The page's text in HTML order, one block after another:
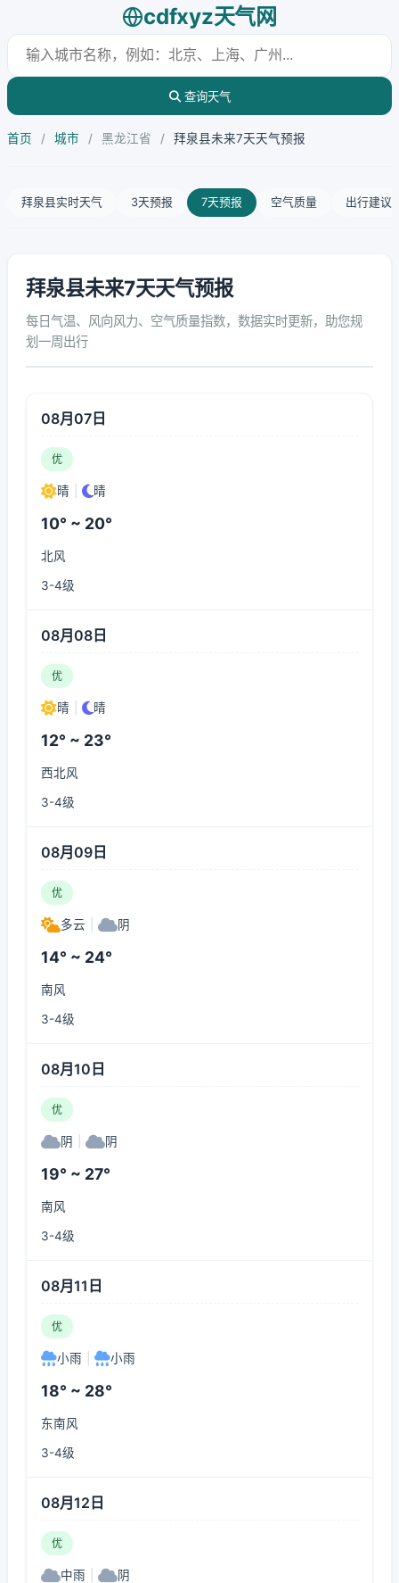
cdfxyz天气网
查询天气
首页 / 城市 / 黑龙江省 / 拜泉县未来7天天气预报
拜泉县实时天气 3天预报 7天预报 空气质量 出行建议
拜泉县未来7天天气预报
每日气温、风向风力、空气质量指数，数据实时更新，助您规
划一周出行
08月07日
优
晴 晴
10° ~ 20°
北风
3-4级
08月08日
优
晴 晴
12° ~ 23°
西北风
3-4级
08月09日
优
多云 阴
14° ~ 24°
南风
3-4级
08月10日
优
阴 阴
19° ~ 27°
南风
3-4级
08月11日
优
小雨 小雨
18° ~ 28°
东南风
3-4级
08月12日
优
中雨 阴